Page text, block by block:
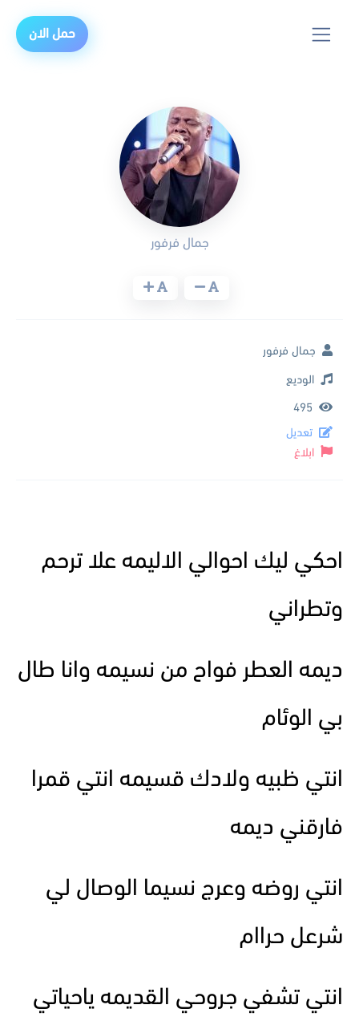
حمل الان
احكي ليك احوالي الاليمه علا ترحم
وتطراني
ديمه العطر فواح من نسيمه وانا طال
بي الوئام
انتي ظبيه ولادك قسيمه انتي قمرا
فارقني ديمه
انتي روضه وعرج نسيما الوصال لي
شرعل حراام
انتي تشفي جروحي القديمه ياحياتي
جمال فرفور
جمال فرفور
الوديع
495
تعديل
ابلاغ